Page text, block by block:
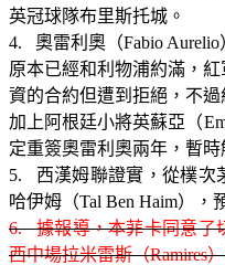
英冠球隊布里斯托城。
4. 奧雷利奧（Fabio
原本已經和利物浦約滿，
資的合約但遭到拒絕，不
加上阿根廷小將英蘇亞（
定重簽奧雷利奧兩年，暫時
5. 西漢姆聯證實，從樸次
哈伊姆（Tal Ben Haim），
6. 據報導，本菲卡同意了
西中場拉米雷斯（Ramires